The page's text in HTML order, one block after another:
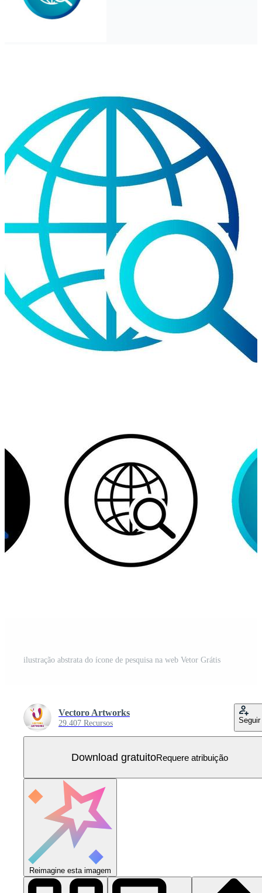
ilustração abstrata do ícone de pesquisa na web Vetor Grátis
Vectoro Artworks
29.407 Recursos Seguir
Download gratuitoRequere atribuição
Reimagine esta imagem